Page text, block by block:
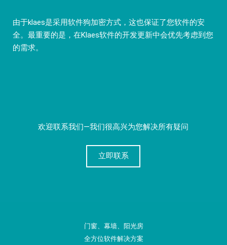
由于klaes是采用软件狗加密方式，这也保证了您软件的安
全。最重要的是，在Klaes软件的开发更新中会优先考虑到您
的需求。
欢迎联系我们—我们很高兴为您解决所有疑问
立即联系
门窗、幕墙、阳光房
全方位软件解决方案